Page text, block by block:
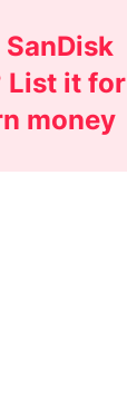
List it for
money